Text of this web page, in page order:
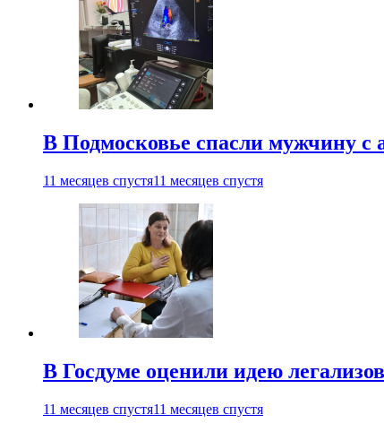
В Подмосковье спасли мужчину
11 месяцев спустя11 месяцев спустя
В Госдуме оценили идею
11 месяцев спустя11 месяцев спустя